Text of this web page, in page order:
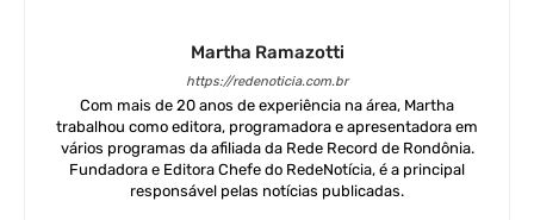
Martha Ramazotti
https://redenoticia.com.br
Com mais de 20 anos de experiência na área, Martha
trabalhou como editora, programadora e apresentadora em
vários programas da afiliada da Rede Record de Rondônia.
Fundadora e Editora Chefe do RedeNotícia, é a principal
responsável pelas notícias publicadas.